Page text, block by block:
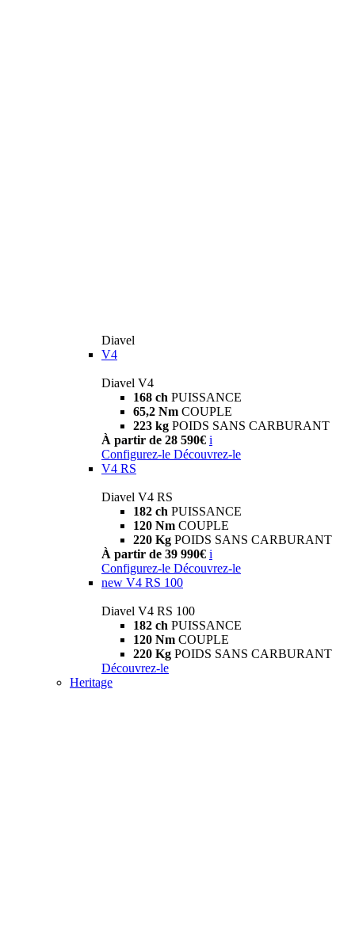
Diavel
V4
Diavel V4
168 ch PUISSANCE
65,2 Nm COUPLE
223 kg POIDS SANS CARBURANT
À partir de 28 590€ i
Configurez-le Découvrez-le
V4 RS
Diavel V4 RS
182 ch PUISSANCE
120 Nm COUPLE
220 Kg POIDS SANS CARBURANT
À partir de 39 990€ i
Configurez-le Découvrez-le
new V4 RS 100
Diavel V4 RS 100
182 ch PUISSANCE
120 Nm COUPLE
220 Kg POIDS SANS CARBURANT
Découvrez-le
Heritage